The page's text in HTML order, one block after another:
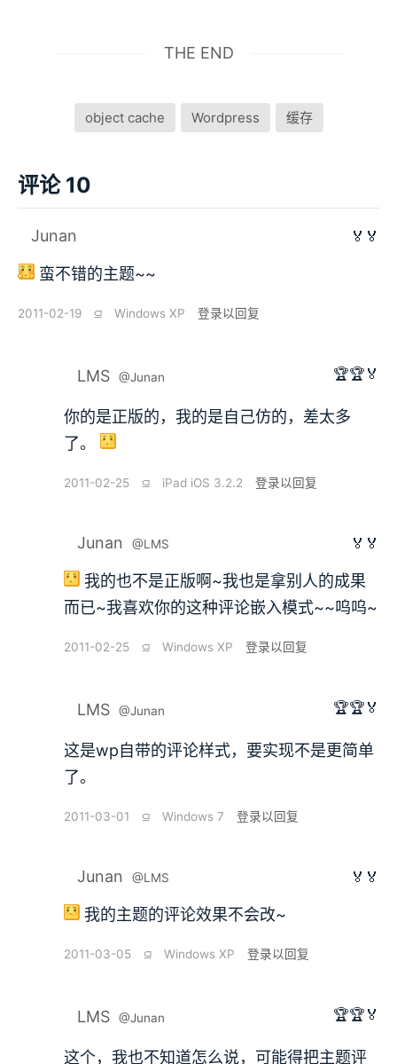
THE END
object cache Wordpress 缓存
评论 10
Junan 🏅🏅
蛮不错的主题~~
2011-02-19 ⫑ Windows XP 登录以回复
LMS @Junan 🏆🏆🏅
你的是正版的，我的是自己仿的，差太多
了。
2011-02-25 ⫑ iPad iOS 3.2.2 登录以回复
Junan @LMS 🏅🏅
我的也不是正版啊~我也是拿别人的成果
而已~我喜欢你的这种评论嵌入模式~~呜呜~
2011-02-25 ⫑ Windows XP 登录以回复
LMS @Junan 🏆🏆🏅
这是wp自带的评论样式，要实现不是更简单
了。
2011-03-01 ⫑ Windows 7 登录以回复
Junan @LMS 🏅🏅
我的主题的评论效果不会改~
2011-03-05 ⫑ Windows XP 登录以回复
LMS @Junan 🏆🏆🏅
这个，我也不知道怎么说，可能得把主题评